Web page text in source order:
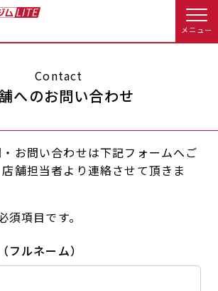
メニュー
よくあるご質問
サービス等詳しく見る
Contact
へのお問い合わせ
お問い合わせは下記フォームへご
舗担当者より連絡させて頂きま
須項目です。
フルネーム）